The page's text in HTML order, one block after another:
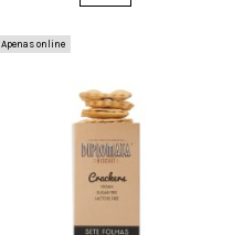
Apenas online